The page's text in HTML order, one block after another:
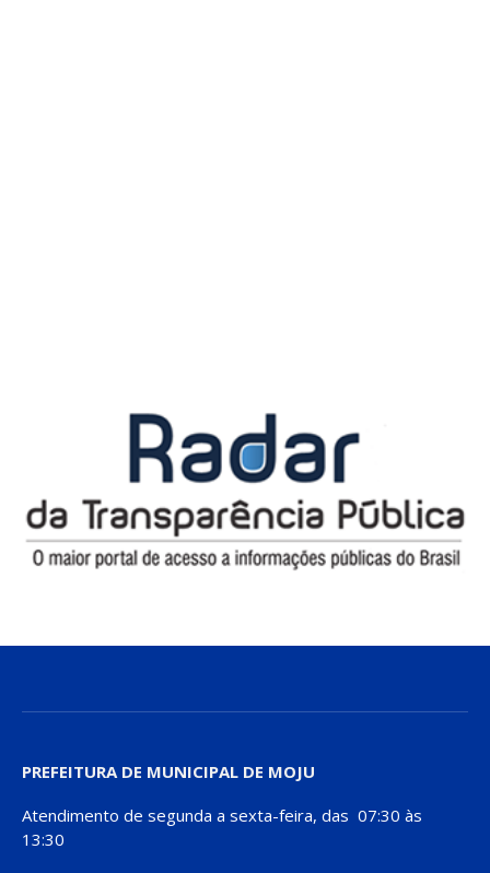
PREFEITURA DE MUNICIPAL DE MOJU
Atendimento de segunda a sexta-feira, das 07:30 às
13:30